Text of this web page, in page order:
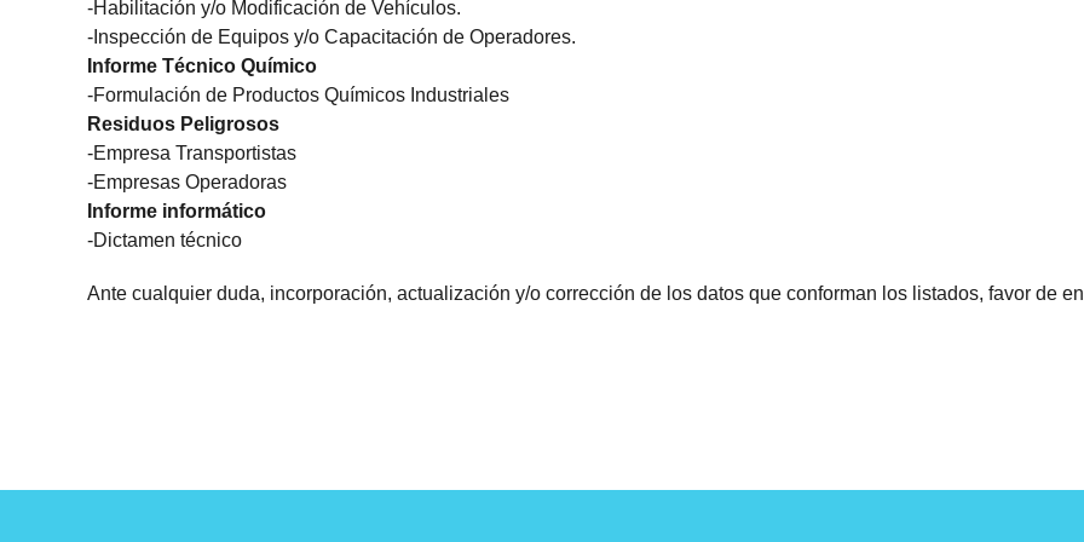
-Habilitación y/o Modificación de Vehículos.
-Inspección de Equipos y/o Capacitación de Operadores.
Informe Técnico Químico
-Formulación de Productos Químicos Industriales
Residuos Peligrosos
-Empresa Transportistas
-Empresas Operadoras
Informe informático
-Dictamen técnico
Ante cualquier duda, incorporación, actualización y/o corrección de los datos que conforman los listados, favor de